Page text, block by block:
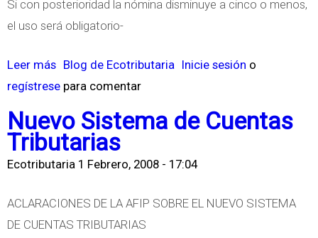
Si con posterioridad la nómina disminuye a cinco o menos,
el uso será obligatorio-
Leer más
o
r
e
C
Blog de Ecotributaria Inicie sesión o
regístrese para comentar
Nuevo Sistema de Cuentas
Tributarias
Ecotributaria 1 Febrero, 2008 - 17:04
ACLARACIONES DE LA AFIP SOBRE EL NUEVO SISTEMA
DE CUENTAS TRIBUTARIAS